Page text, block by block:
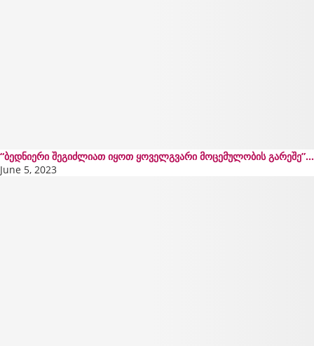
“ბედნიერი შეგიძლიათ იყოთ ყოველგვარი მოცემულობის გარეშე”…
June 5, 2023